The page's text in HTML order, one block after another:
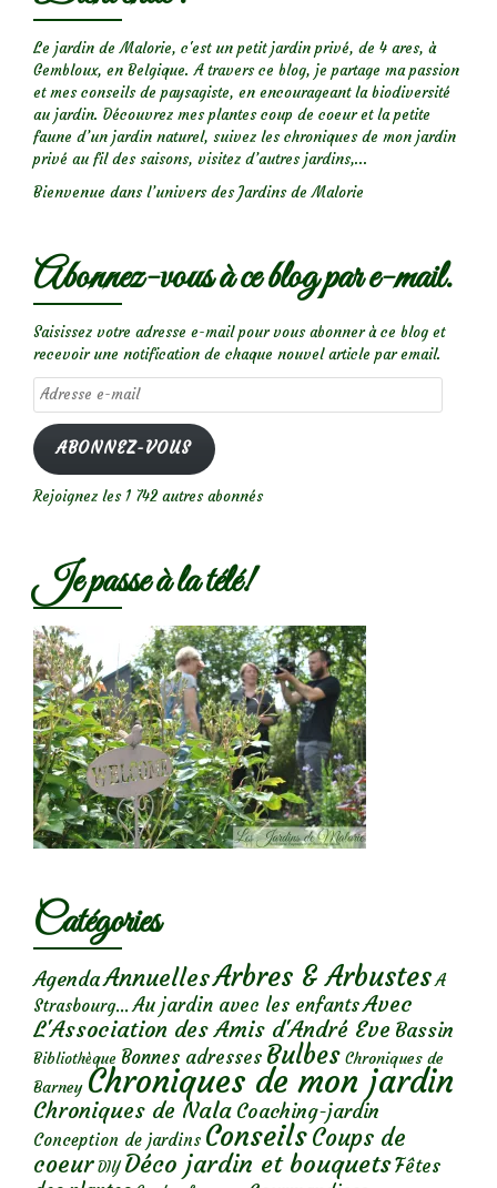
Le jardin de Malorie, c'est un petit jardin privé, de 4 ares, à
Gembloux, en Belgique. A travers ce blog, je partage ma passion
et mes conseils de paysagiste, en encourageant la biodiversité
au jardin. Découvrez mes plantes coup de coeur et la petite
faune d’un jardin naturel, suivez les chroniques de mon jardin
privé au fil des saisons, visitez d’autres jardins,...
Bienvenue dans l’univers des Jardins de Malorie
Abonnez-vous à ce blog par e-mail.
Saisissez votre adresse e-mail pour vous abonner à ce blog et
recevoir une notification de chaque nouvel article par email.
Adresse
e-
mail
ABONNEZ-VOUS
Rejoignez les 1 742 autres abonnés
Je passe à la télé!
Catégories
AgendaAnnuellesArbres & Arbustes A
Strasbourg... Au jardin avec les enfantsAvec
L'Association des Amis d'André Eve Bassin
Bibliothèque Bonnes adresses Bulbes Chroniques de
Barney Chroniques de mon jardin
Chroniques de Nala Coaching-jardin
Conception de jardins ConseilsCoups de
coeur DIY Déco jardin et bouquetsFêtes